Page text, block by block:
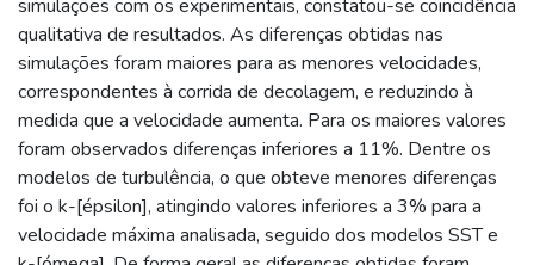
simulações com os experimentais, constatou-se coincidência
qualitativa de resultados. As diferenças obtidas nas
simulações foram maiores para as menores velocidades,
correspondentes à corrida de decolagem, e reduzindo à
medida que a velocidade aumenta. Para os maiores valores
foram observados diferenças inferiores a 11%. Dentre os
modelos de turbulência, o que obteve menores diferenças
foi o k-[épsilon], atingindo valores inferiores a 3% para a
velocidade máxima analisada, seguido dos modelos SST e